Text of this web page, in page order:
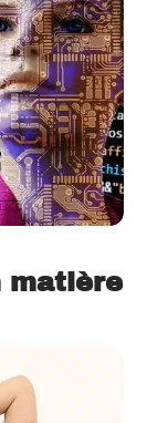
matière